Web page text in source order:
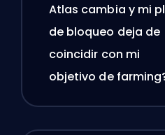
Atlas cambia y mi
de bloqueo deja de
coincidir con mi
objetivo de